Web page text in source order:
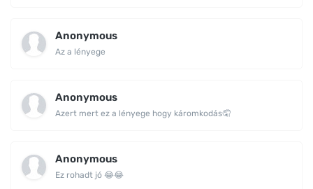
Anonymous
Az a lényege
Anonymous
Azert mert ez a lényege hogy káromkodás🤦
Anonymous
Ez rohadt jó 😂😂